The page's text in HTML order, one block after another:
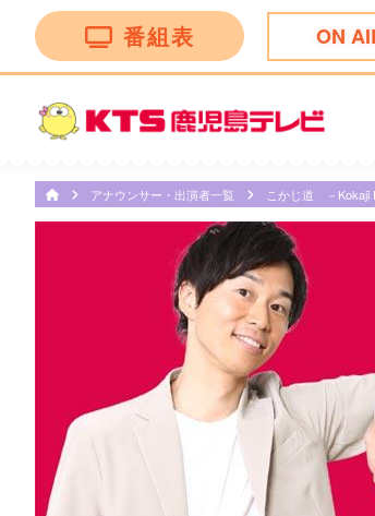
番組表 ON
14:50 ぽよチャンネル ミキテ
アナウンサー・出演者一覧 こかじ道 －Kokaji